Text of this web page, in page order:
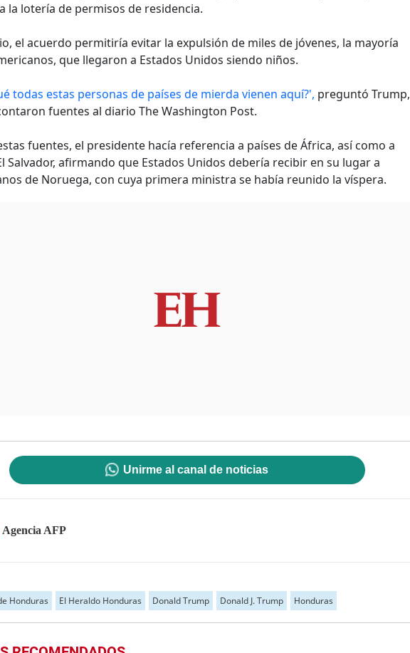
la lotería de permisos de residencia.
el acuerdo permitiría evitar la expulsión de miles de jóvenes, la mayoría
que llegaron a Estados Unidos siendo niños.
todas estas personas de países de mierda vienen aquí?', preguntó Trump,
fuentes al diario The Washington Post.
fuentes, el presidente hacía referencia a países de África, así como a
Salvador, afirmando que Estados Unidos debería recibir en su lugar a
de Noruega, con cuya primera ministra se había reunido la víspera.
Unirme al canal de noticias
Agencia AFP
Honduras El Heraldo Honduras Donald Trump Donald J. Trump Honduras